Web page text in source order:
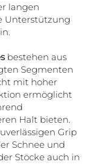
langen
Unterstützung
bestehen aus
Segmenten
mit hoher
ermöglicht
Halt bieten.
Grip
Schnee und
Stöcke auch in